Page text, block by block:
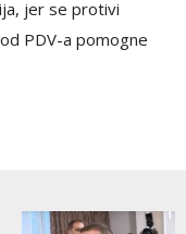
jer se protivi
PDV-a pomogne
1